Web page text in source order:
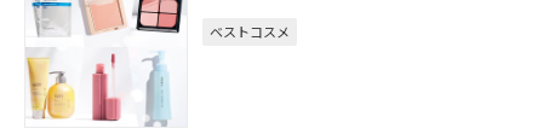
ベストコスメ